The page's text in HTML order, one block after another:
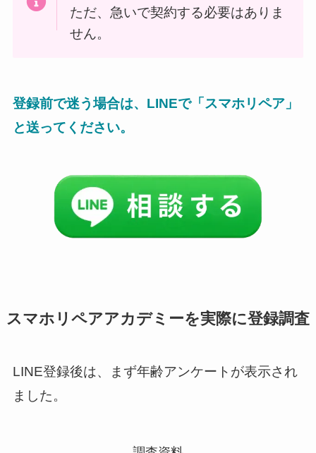
ただ、急いで契約する必要はありま
せん。
登録前で迷う場合は、LINEで「スマホリペア」
と送ってください。
スマホリペアアカデミーを実際に登録調査
LINE登録後は、まず年齢アンケートが表示され
ました。